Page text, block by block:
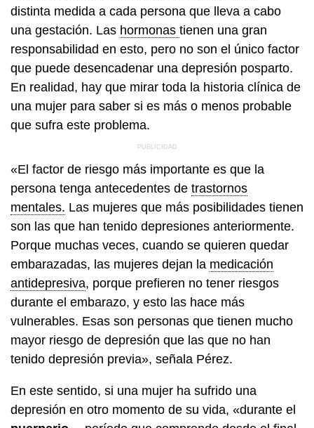
distinta medida a cada persona que lleva a cabo
una gestación. Las hormonas tienen una gran
responsabilidad en esto, pero no son el único factor
que puede desencadenar una depresión posparto.
En realidad, hay que mirar toda la historia clínica de
una mujer para saber si es más o menos probable
que sufra este problema.
«El factor de riesgo más importante es que la
persona tenga antecedentes de trastornos
mentales. Las mujeres que más posibilidades tienen
son las que han tenido depresiones anteriormente.
Porque muchas veces, cuando se quieren quedar
embarazadas, las mujeres dejan la medicación
antidepresiva, porque prefieren no tener riesgos
durante el embarazo, y esto las hace más
vulnerables. Esas son personas que tienen mucho
mayor riesgo de depresión que las que no han
tenido depresión previa», señala Pérez.
En este sentido, si una mujer ha sufrido una
depresión en otro momento de su vida, «durante el